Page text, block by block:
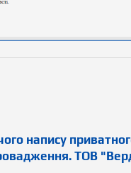
напису
ТОВ